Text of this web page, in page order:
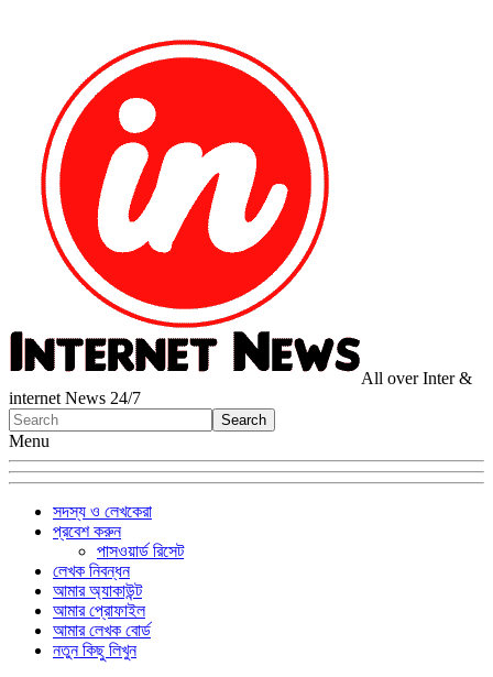
All over Inter &
internet News 24/7
Menu
সদস্য ও লেখকেরা
প্রবেশ করুন
পাসওয়ার্ড রিসেট
লেখক নিবন্ধন
আমার অ্যাকাউন্ট
আমার প্রোফাইল
আমার লেখক বোর্ড
নতুন কিছু লিখুন